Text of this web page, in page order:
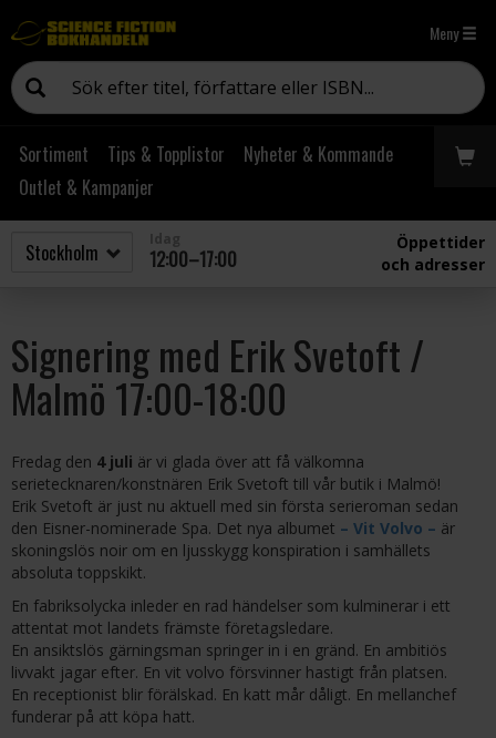
Meny
Sortiment Tips & Topplistor
Nyheter & Kommande
Outlet & Kampanjer
12:00–17:00
Öppettider
och adresser
Signering med Erik Svetoft /
Malmö 17:00-18:00
Fredag den 4 juli är vi glada över att få välkomna
serietecknaren/konstnären Erik Svetoft till vår butik i Malmö!
Erik Svetoft är just nu aktuell med sin första serieroman sedan
den Eisner-nominerade Spa. Det nya albumet – Vit Volvo – är
skoningslös noir om en ljusskygg konspiration i samhällets
absoluta toppskikt.
En fabriksolycka inleder en rad händelser som kulminerar i ett
attentat mot landets främste företagsledare.
En ansiktslös gärningsman springer in i en gränd. En ambitiös
livvakt jagar efter. En vit volvo försvinner hastigt från platsen.
En receptionist blir förälskad. En katt mår dåligt. En mellanchef
funderar på att köpa hatt.